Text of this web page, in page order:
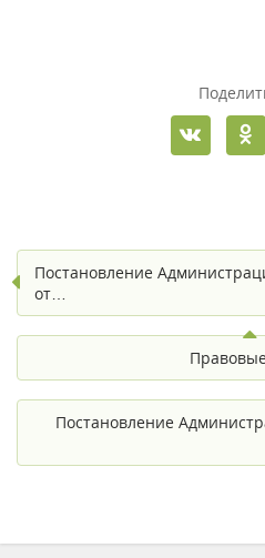
Постановление
от…
Постановление